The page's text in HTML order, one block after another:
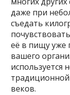
даже при
съедать
её в пищу уже
вашего
используется
веков.